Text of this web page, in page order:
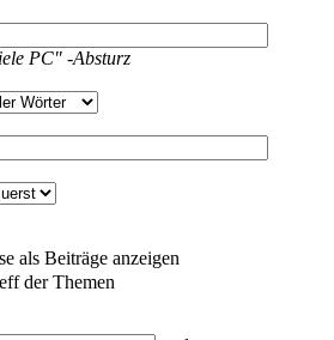
PC" -Absturz
als Beiträge anzeigen
der Themen